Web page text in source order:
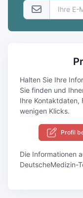
Halten Sie Ihre
Sie finden und
Ihre Kontaktdaten,
wenigen Klicks.
Profil
Die Informationen
DeutscheMedizin-